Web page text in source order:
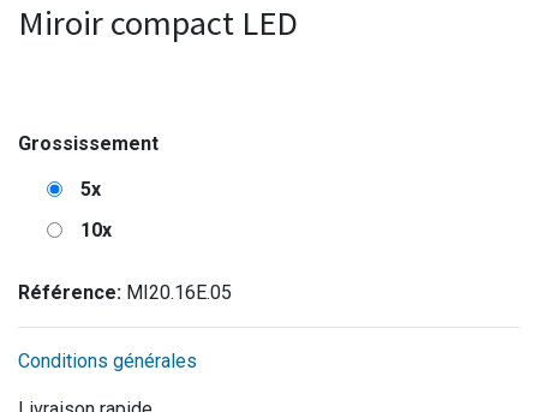
Miroir compact LED
Grossissement
5x
10x
Référence: MI20.16E.05
Conditions générales